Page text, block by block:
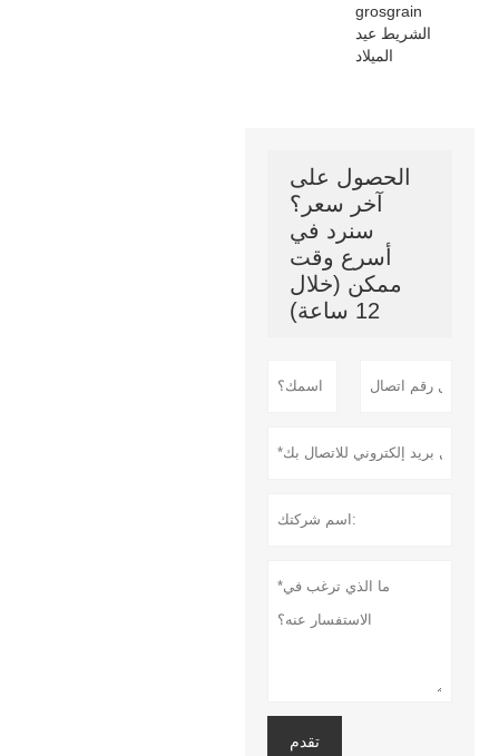
grosgrain
الشريط عيد
الميلاد
الحصول على
آخر سعر؟
سنرد في
أسرع وقت
ممكن (خلال
12 ساعة)
تقدم